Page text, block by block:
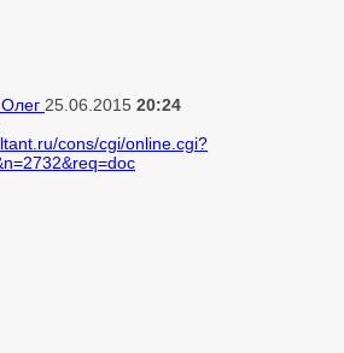
25.06.2015 20:24
cons/cgi/online.cgi?